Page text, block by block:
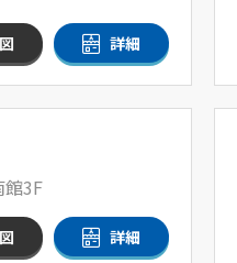
詳細
3F
詳細